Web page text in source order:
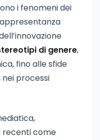
i fenomeni dei
di genere,
fino alle sfide
processi
recenti come